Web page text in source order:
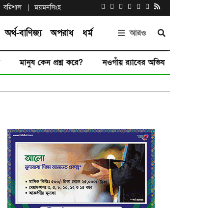
বরিশাল ময়মনসিংহ
অর্থ-বাণিজ্য অপরাধ ধর্ম আরও
মানুষ কেন প্রশ্ন করে?| নওগাঁয় র‌্যাবের অভিযানে ২৯৬ ফেন্সিডিলসহ